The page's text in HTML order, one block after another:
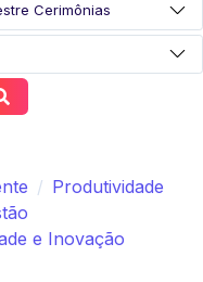
Produtividade
e Inovação